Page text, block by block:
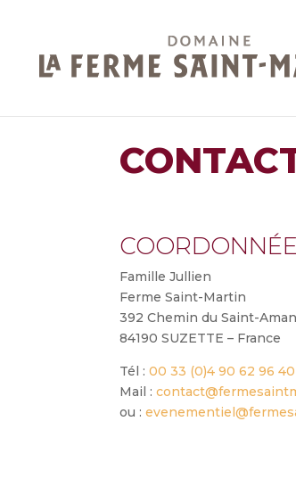
Famille Jullien
Ferme Saint-Martin
392 Chemin du Saint-
84190 SUZETTE – France
Tél :00 33 (0)4 90 62 96 40
Mail :
ou :